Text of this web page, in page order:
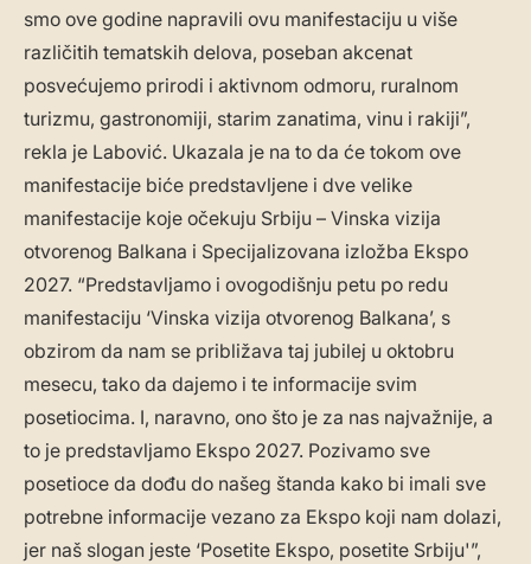
smo ove godine napravili ovu manifestaciju u više
različitih tematskih delova, poseban akcenat
posvećujemo prirodi i aktivnom odmoru, ruralnom
turizmu, gastronomiji, starim zanatima, vinu i rakiji”,
rekla je Labović. Ukazala je na to da će tokom ove
manifestacije biće predstavljene i dve velike
manifestacije koje očekuju Srbiju – Vinska vizija
otvorenog Balkana i Specijalizovana izložba Ekspo
2027. “Predstavljamo i ovogodišnju petu po redu
manifestaciju ‘Vinska vizija otvorenog Balkana’, s
obzirom da nam se približava taj jubilej u oktobru
mesecu, tako da dajemo i te informacije svim
posetiocima. I, naravno, ono što je za nas najvažnije, a
to je predstavljamo Ekspo 2027. Pozivamo sve
posetioce da dođu do našeg štanda kako bi imali sve
potrebne informacije vezano za Ekspo koji nam dolazi,
jer naš slogan jeste ‘Posetite Ekspo, posetite Srbiju'”,